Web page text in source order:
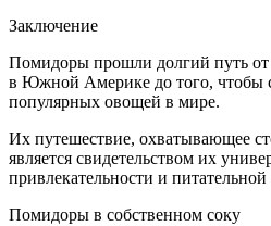
Заключение
Помидоры прошли долгий путь от
в Южной Америке до того, чтобы
популярных овощей в мире.
Их путешествие, охватывающее
является свидетельством их
привлекательности и
Помидоры в собственном соку